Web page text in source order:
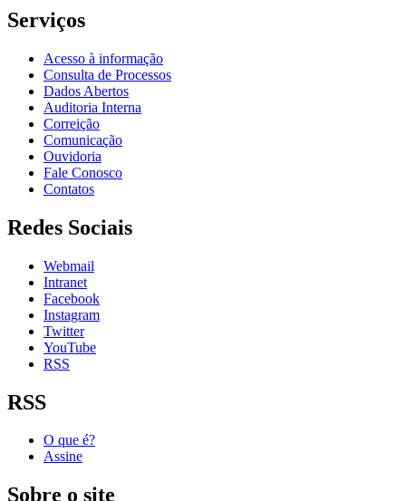
Serviços
Acesso à informação
Consulta de Processos
Dados Abertos
Auditoria Interna
Correição
Comunicação
Ouvidoria
Fale Conosco
Contatos
Redes Sociais
Webmail
Intranet
Facebook
Instagram
Twitter
YouTube
RSS
RSS
O que é?
Assine
Sobre o site